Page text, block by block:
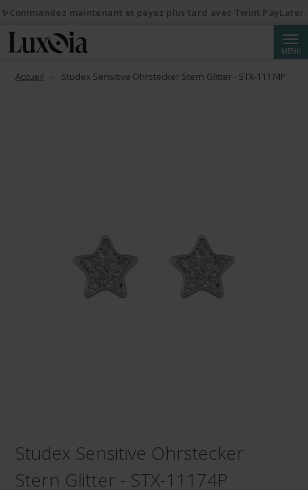
MENU
Accueil Studex Sensitive Ohrstecker Stern Glitter - STX-11174P
Studex Sensitive Ohrstecker
Stern Glitter - STX-11174P
✨Commandez maintenant et payez plus tard avec Twint PayLater.